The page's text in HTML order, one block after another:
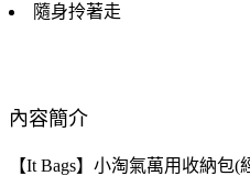
隨身拎著走
內容簡介
【It Bags】小淘氣萬用收納包(